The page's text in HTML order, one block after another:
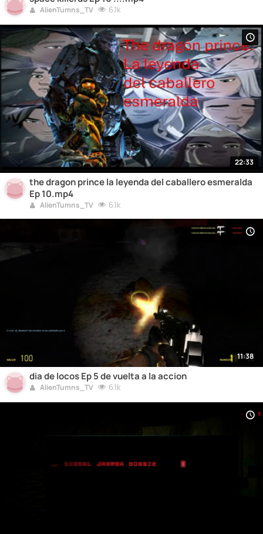
AlienTumns_TV 6.1k
22:33
the dragon prince la leyenda del caballero esmeralda
Ep 10.mp4
AlienTumns_TV 6.1k
11:38
dia de locos Ep 5 de vuelta a la accion
AlienTumns_TV 6.1k